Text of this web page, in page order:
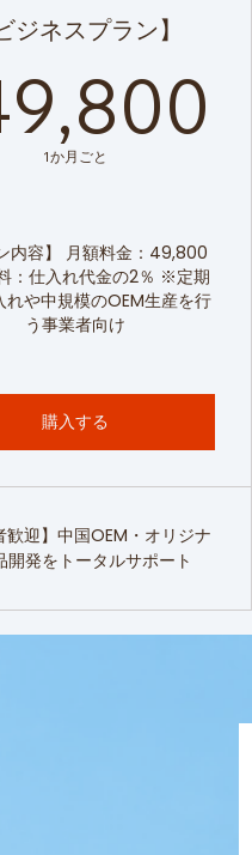
ジネスプラン】
1か月ごと
内容】 月額料金：49,800
：仕入れ代金の2％ ※定期
れや中規模のOEM生産を行
う事業者向け
購入する
歓迎】中国OEM・オリジナ
開発をトータルサポート